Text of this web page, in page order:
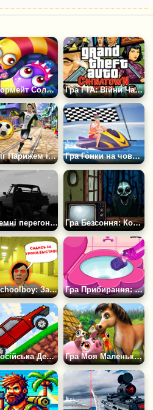
Гра Вормейт Солодощі Гра ГТА: Війни Чайнатауна
Гра Біг Парижем із Кріштіану Роналду Гра Гонки на човнах, катерах і гідроциклах
Гра Темні перегони 2Д Гра Безсоння: Кошмар Наяву
Гра Schoolboy: Закулісся Гра Прибирання: Туалет Принцеси
Гра Російська Дев'ятка: Лада Симулятор 2Д Гра Моя Маленька Ферма